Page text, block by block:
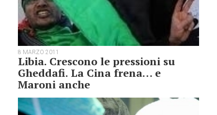
8 MARZO 2011
Libia. Crescono le pressioni su
Gheddafi. La Cina frena… e
Maroni anche